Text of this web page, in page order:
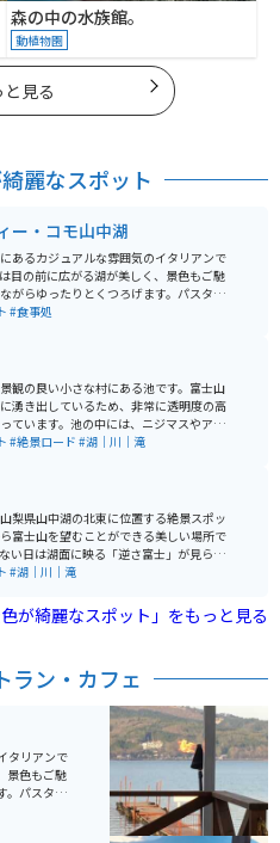
森の中の水族館。
動植物園
と見る
麗なスポット
ー・コモ山中湖
あるカジュアルな雰囲気のイタリアンで
目の前に広がる湖が美しく、景色もご馳
がらゆったりとくつろげます。パスタや
番メニューはもちろん、地元食材を使っ
#食事処
観の良い小さな村にある池です。富士山
湧き出しているため、非常に透明度の高
ています。池の中には、ニジマスやアマ
つ水質の良い場所でしか生息できない魚
辺には、自然豊かな場所に位置している
ングやハイキングなど、アクティブな観
忍野八海は、日本の美しい
ことができる絶好のスポットです。是非
の美しい景色や透き通るような水の美し
#絶景ロード #湖｜川｜滝
梨県山中湖の北東に位置する絶景スポッ
富士山を望むことができる美しい場所で
い日は湖面に映る「逆さ富士」が見られ
、カメラ好きの人や観光客に人気があり
富士山と山中湖をバックに
ることができます。天気の良い日には、
ドを立てると埋まりやすいので工夫が必
ができます。周囲には山中湖の自然を満喫
観光施設があり、四季折々の風景を楽し
スポットです。
#湖｜川｜滝
色が綺麗なスポット」をもっと見る
ラン・カフェ
タリアンで
景色もご馳
。パスタや
材を使っ